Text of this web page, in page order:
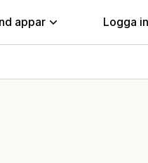
appar Logga in